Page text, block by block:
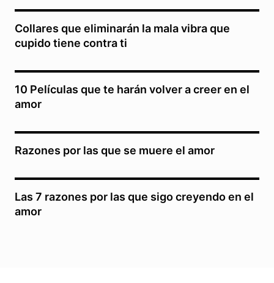
Collares que eliminarán la mala vibra que
cupido tiene contra ti
10 Películas que te harán volver a creer en el
amor
Razones por las que se muere el amor
Las 7 razones por las que sigo creyendo en el
amor